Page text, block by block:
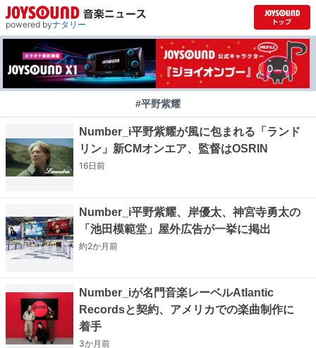
powered byナタリー
#平野紫耀
Number_i平野紫耀が風に包まれる「ランド
リン」新CMオンエア、監督はOSRIN
16日前
Number_i平野紫耀、岸優太、神宮寺勇太の
「池田模範堂」屋外広告が一挙に掲出
約2か月前
Number_iが名門音楽レーベルAtlantic
Recordsと契約、アメリカでの楽曲制作に
着手
3か月前